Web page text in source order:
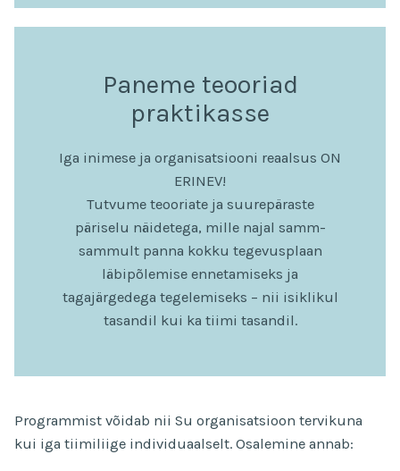
Paneme teooriad
praktikasse
Iga inimese ja organisatsiooni reaalsus ON
ERINEV!
Tutvume teooriate ja suurepäraste
päriselu näidetega, mille najal samm-
sammult panna kokku tegevusplaan
läbipõlemise ennetamiseks ja
tagajärgedega tegelemiseks – nii isiklikul
tasandil kui ka tiimi tasandil.
Programmist võidab nii Su organisatsioon tervikuna
kui iga tiimiliige individuaalselt. Osalemine annab: